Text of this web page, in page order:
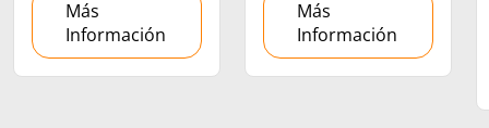
Más
Información
Más
Información